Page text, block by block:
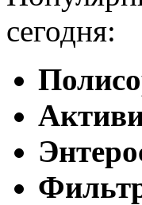
сегодня: